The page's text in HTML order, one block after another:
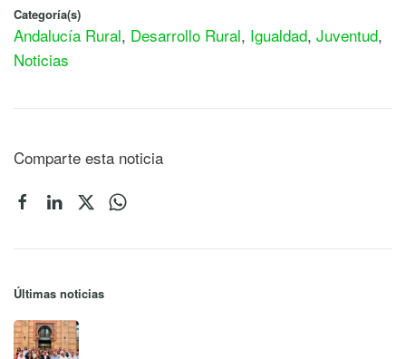
Categoría(s)
Andalucía Rural, Desarrollo Rural, Igualdad, Juventud,
Noticias
Comparte esta noticia
Últimas noticias